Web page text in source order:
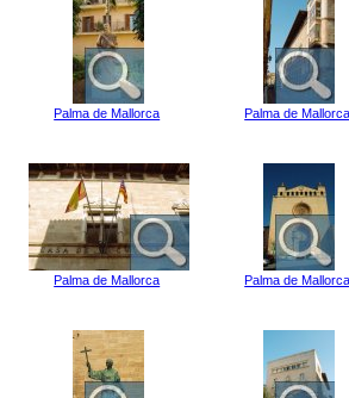
Palma de Mallorca Palma de Mallorca
Palma de Mallorca Palma de Mallorca